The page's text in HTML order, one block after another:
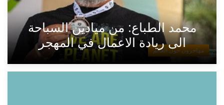
مهاجرون حول العالم
محمد الطباع: من ميادين السباحة
الى ريادة الاعمال في المهجر